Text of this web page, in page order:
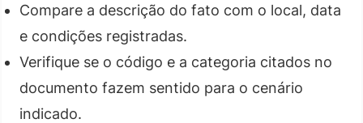
Compare a descrição do fato com o local, data
e condições registradas.
Verifique se o código e a categoria citados no
documento fazem sentido para o cenário
indicado.